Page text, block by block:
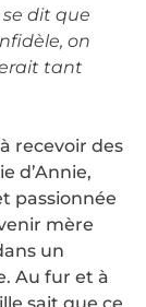
se dit que
on
tant
recevoir des
d’Annie,
passionnée
mère
un
Au fur et à